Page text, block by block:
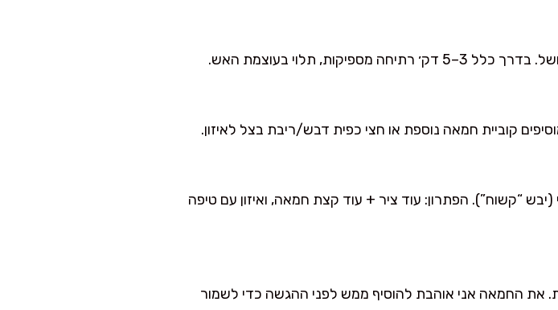
תלוי בעוצמת האש.
קוביית חמאה נוספת או חצי כפית דבש/ריבת בצל לאיזון.
“קשוח”). הפתרון: עוד ציר + עוד קצת חמאה, ואיזון עם טיפה
את החמאה אני אוהבת להוסיף ממש לפני ההגשה כדי לשמור